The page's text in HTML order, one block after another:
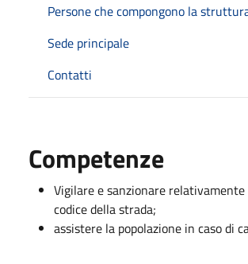
Persone che compongono la
Sede principale
Contatti
Competenze
Vigilare e sanzionare
codice della strada;
assistere la popolazione in caso di